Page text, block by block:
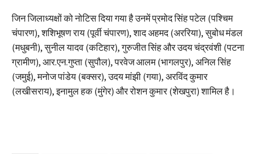
जिन जिलाध्यक्षों को नोटिस दिया गया है उनमें प्रमोद सिंह पटेल (पश्चिम
चंपारण), शशिभूषण राय (पूर्वी चंपारण), शाद अहमद (अररिया), सुबोध मंडल
(मधुबनी), सुनील यादव (कटिहार), गुरुजीत सिंह और उदय चंद्रवंशी (पटना
ग्रामीण), आर.एन.गुप्ता (सुपौल), परवेज आलम (भागलपुर), अनिल सिंह
(जमुई), मनोज पांडेय (बक्सर), उदय मांझी (गया), अरविंद कुमार
(लखीसराय), इनामुल हक (मुंगेर) और रोशन कुमार (शेखपुरा) शामिल है।